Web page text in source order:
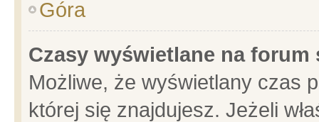
Góra
Czasy wyświetlane na forum
Możliwe, że wyświetlany czas
której się znajdujesz. Jeżeli